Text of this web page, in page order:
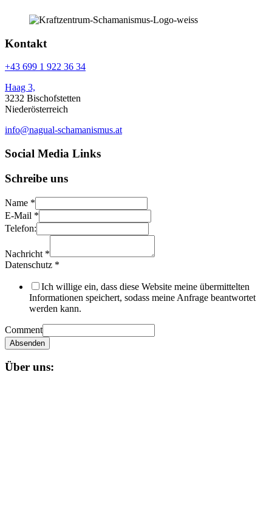
Kontakt
+43 699 1 922 36 34
Haag 3,
3232 Bischofstetten
Niederösterreich
info@nagual-schamanismus.at
Social Media Links
Schreibe uns
Name *
E-Mail *
Telefon:
Nachricht *
Datenschutz *
Ich willige ein, dass diese Website meine übermittelten
Informationen speichert, sodass meine Anfrage beantwortet
werden kann.
Comment
Absenden
Über uns: